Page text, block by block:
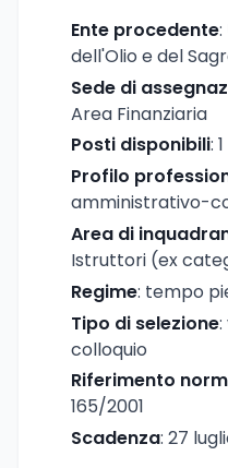
Ente procedente
dell'Olio e del
Sede di
Area Finanziaria
Posti disponibili: 1
Profilo
amministrativo-
Area di
Istruttori (ex
Regime: tempo
Tipo di selezione
colloquio
Riferimento
165/2001
Scadenza: 27